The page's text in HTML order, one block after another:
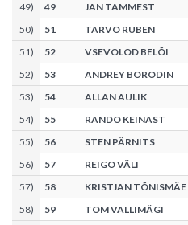
49) 49
JAN TAMMEST
50) 51
TARVO RUBEN
51) 52
VSEVOLOD BELÕI
52) 53
ANDREY BORODIN
53) 54
ALLAN AULIK
54) 55
RANDO KEINAST
55) 56
STEN PÄRNITS
56) 57
REIGO VÄLI
57) 58
KRISTJAN TÕNISMÄE
58) 59
TOM VALLIMÄGI